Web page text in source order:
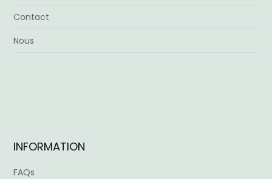
Contact
Nous
INFORMATION
FAQs